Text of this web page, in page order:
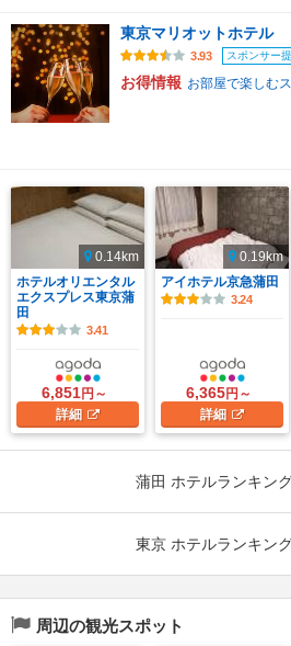
東京マリオットホテル
3.93 スポンサー
お得情報 お部屋で楽しむ
0.14km
ホテルオリエンタル
エクスプレス東京蒲
田
3.41
6,851円～
詳細
0.19km
アイホテル京急蒲田
3.24
6,365円～
詳細
蒲田 ホテルランキン
東京 ホテルランキン
周辺の観光スポット